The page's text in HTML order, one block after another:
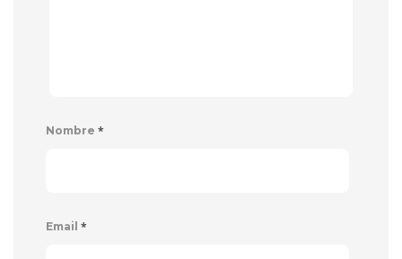
Nombre *
Email *